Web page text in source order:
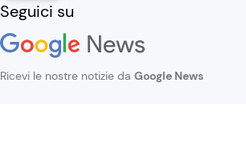
Seguici su
Ricevi le nostre notizie da Google News